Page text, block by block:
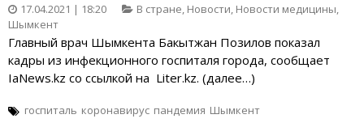
17.04.2021 | 18:20 В стране, Новости, Новости медицины,
Шымкент
Главный врач Шымкента Бакытжан Позилов показал
кадры из инфекционного госпиталя города, сообщает
IaNews.kz со ссылкой на Liter.kz. (далее…)
госпиталь коронавирус пандемия Шымкент